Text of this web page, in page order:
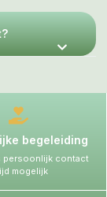
begeleiding
persoonlijk contact
mogelijk